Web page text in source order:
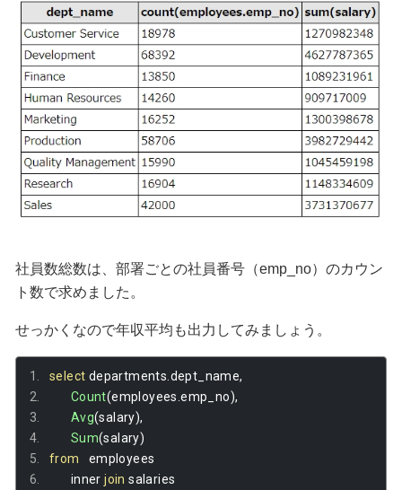
社員数総数は、部署ごとの社員番号（emp_no）のカウン
ト数で求めました。
せっかくなので年収平均も出力してみましょう。
select departments dept_name,
Count(employees .emp_no),
Avg(salary),
Sum(salary)
from
   employees
       inner
join salaries